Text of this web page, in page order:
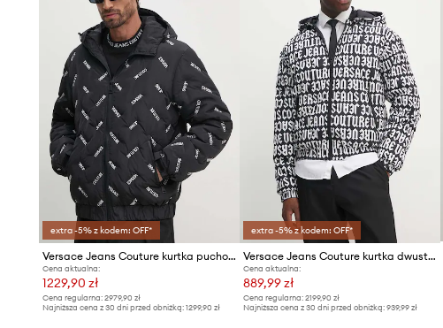
extra -5% z kodem: OFF*
Versace Jeans Couture kurtka puchowa
Cena aktualna:
1229,90 zł
Cena regularna: 2979,90 zł
Najniższa cena z 30 dni przed obniżką: 1299,90 zł
extra -5% z kodem: OFF*
Versace Jeans Couture kurtka dwustronna
Cena aktualna:
889,99 zł
Cena regularna:2199,90 zł
Najniższa cena z 30 dni przed obniżką:939,99 zł